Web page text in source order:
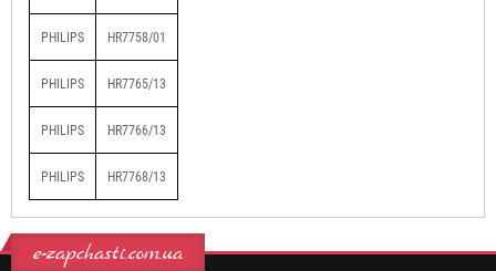
PHILIPS HR7758/01
PHILIPS HR7765/13
PHILIPS HR7766/13
PHILIPS HR7768/13
e-zapchasti.com.ua